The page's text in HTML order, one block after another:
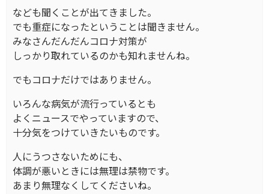
なども聞くことが出てきました。
でも重症になったということは聞きません。
みなさんだんだんコロナ対策が
しっかり取れているのかも知れませんね。
でもコロナだけではありません。
いろんな病気が流行っているとも
よくニュースでやっていますので、
十分気をつけていきたいものです。
人にうつさないためにも、
体調が悪いときには無理は禁物です。
あまり無理なくしてくださいね。